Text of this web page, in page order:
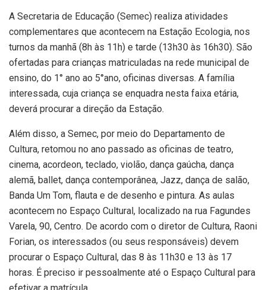
A Secretaria de Educação (Semec) realiza atividades
complementares que acontecem na Estação Ecologia, nos
turnos da manhã (8h às 11h) e tarde (13h30 às 16h30). São
ofertadas para crianças matriculadas na rede municipal de
ensino, do 1° ano ao 5°ano, oficinas diversas. A família
interessada, cuja criança se enquadra nesta faixa etária,
deverá procurar a direção da Estação.
Além disso, a Semec, por meio do Departamento de
Cultura, retomou no ano passado as oficinas de teatro,
cinema, acordeon, teclado, violão, dança gaúcha, dança
alemã, ballet, dança contemporânea, Jazz, dança de salão,
Banda Um Tom, flauta e de desenho e pintura. As aulas
acontecem no Espaço Cultural, localizado na rua Fagundes
Varela, 90, Centro. De acordo com o diretor de Cultura, Raoni
Forian, os interessados (ou seus responsáveis) devem
procurar o Espaço Cultural, das 8 às 11h30 e 13 às 17
horas. É preciso ir pessoalmente até o Espaço Cultural para